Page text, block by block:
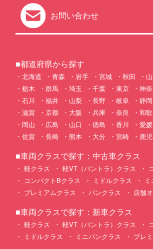
お問い合わせ
■都道府県から探す
北海道 青森 岩手 宮城 秋田
栃木
群馬 埼玉 千葉 東京 神
石川
福井 山梨 長野 岐阜 静岡
滋賀
京都 大阪 兵庫 奈良 和
岡山
広島 山口 徳島 香川 愛媛
佐賀
長崎 熊本 大分 宮崎 鹿
■車両クラスで探す：中古車クラス
軽クラス 軽VT（バントラ）クラス
コンパクトBクラス
ミドルクラス
プレミアムクラス
バンクラス 店舗
■車両クラスで探す：新車クラス
軽クラス 軽VT（バントラ）クラス
ミドルクラス
ミニバンクラス プレ